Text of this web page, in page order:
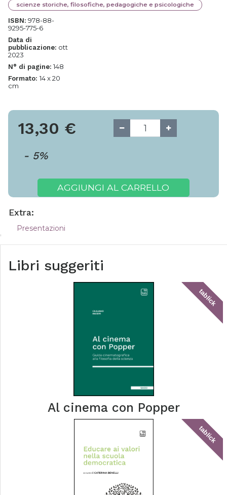
scienze storiche, filosofiche, pedagogiche e psicologiche
ISBN: 978-88-
9295-775-6
Data di
pubblicazione: ott
2023
N° di pagine: 148
Formato: 14 x 20
cm
13,30 €
- 5%
AGGIUNGI AL CARRELLO
Extra:
Presentazioni
Libri suggeriti
tablick
Al cinema con Popper
tablick